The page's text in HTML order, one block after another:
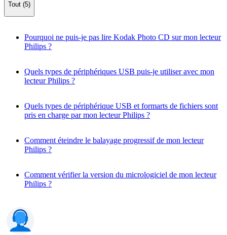
Tout (5)
Pourquoi ne puis-je pas lire Kodak Photo CD sur mon lecteur
Philips ?
Quels types de périphériques USB puis-je utiliser avec mon
lecteur Philips ?
Quels types de périphérique USB et formarts de fichiers sont
pris en charge par mon lecteur Philips ?
Comment éteindre le balayage progressif de mon lecteur
Philips ?
Comment vérifier la version du micrologiciel de mon lecteur
Philips ?